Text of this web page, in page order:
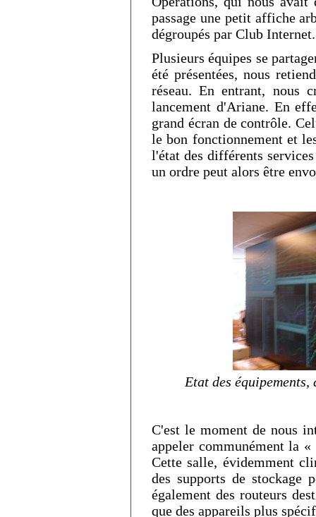
passage une petit affiche
dégroupés par Club Internet.
Plusieurs équipes se
été présentées, nous
réseau. En entrant, nous
lancement d'Ariane. En
grand écran de contrôle.
le bon fonctionnement et
l'état des différents
un ordre peut alors être
Etat des
C'est le moment de nous
appeler communément la
Cette salle, évidemment
des supports de stockage
également des routeurs
que des appareils plus